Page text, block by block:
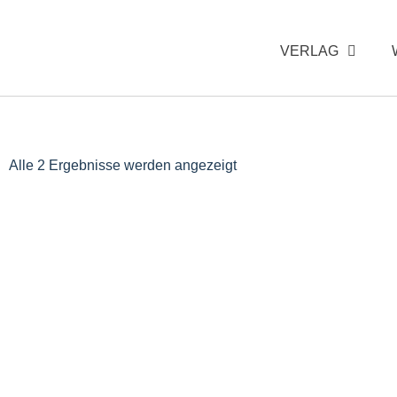
VERLAG
Alle 2 Ergebnisse werden angezeigt